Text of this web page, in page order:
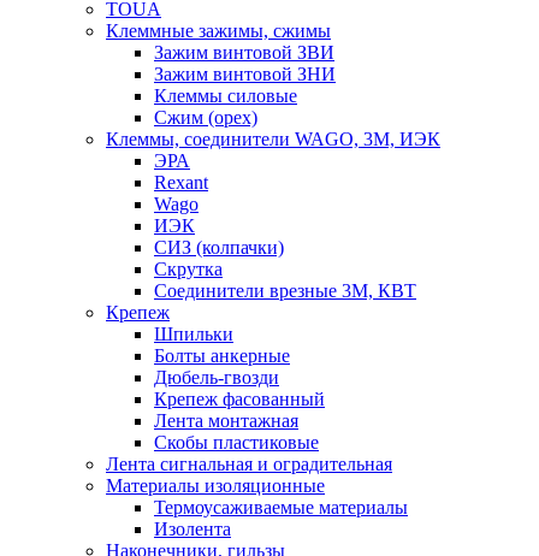
TOUA
Клеммные зажимы, сжимы
Зажим винтовой ЗВИ
Зажим винтовой ЗНИ
Клеммы силовые
Сжим (орех)
Клеммы, соединители WAGO, 3M, ИЭК
ЭРА
Rexant
Wago
ИЭК
СИЗ (колпачки)
Скрутка
Соединители врезные 3M, КВТ
Крепеж
Шпильки
Болты анкерные
Дюбель-гвозди
Крепеж фасованный
Лента монтажная
Скобы пластиковые
Лента сигнальная и оградительная
Материалы изоляционные
Термоусаживаемые матeриалы
Изолента
Наконечники, гильзы